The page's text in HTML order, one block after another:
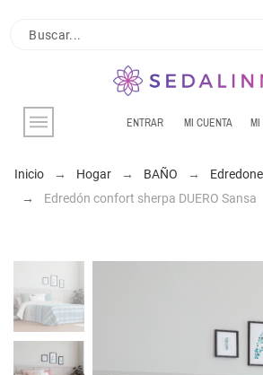
ENTRAR MI CUENTA MI
Inicio Hogar BAÑO
Edredón confort sherpa DUERO Sansa